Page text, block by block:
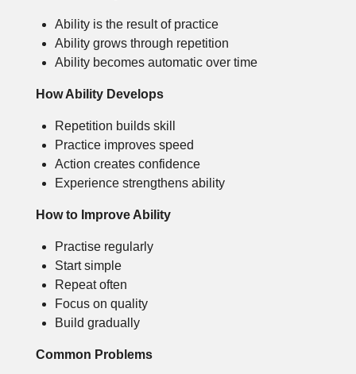
Ability is the result of practice
Ability grows through repetition
Ability becomes automatic over time
How Ability Develops
Repetition builds skill
Practice improves speed
Action creates confidence
Experience strengthens ability
How to Improve Ability
Practise regularly
Start simple
Repeat often
Focus on quality
Build gradually
Common Problems